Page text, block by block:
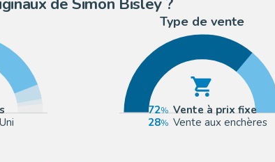
Type de vente
72
Vente à prix fixe
28
Vente aux enchères